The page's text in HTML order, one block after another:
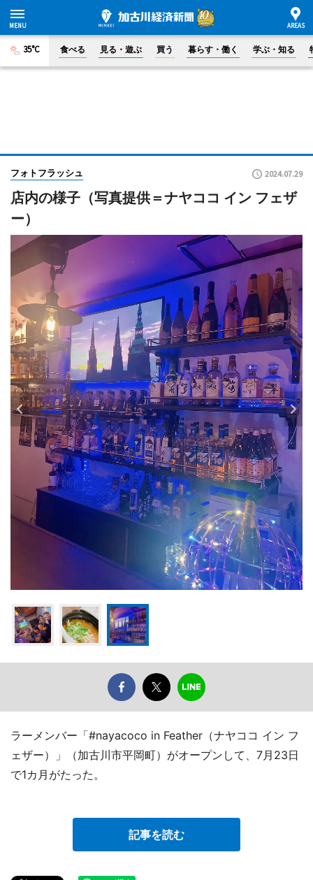
35°C 食べる 見る・遊ぶ 買う 暮らす・働く 学ぶ・知る
フォトフラッシュ 2024.07.29
店内の様子（写真提供＝ナヤココ イン フェザ
ー）
ラーメンバー「#nayacoco in Feather（ナヤココ イン フ
ェザー）」（加古川市平岡町）がオープンして、7月23日
で1カ月がたった。
記事を読む